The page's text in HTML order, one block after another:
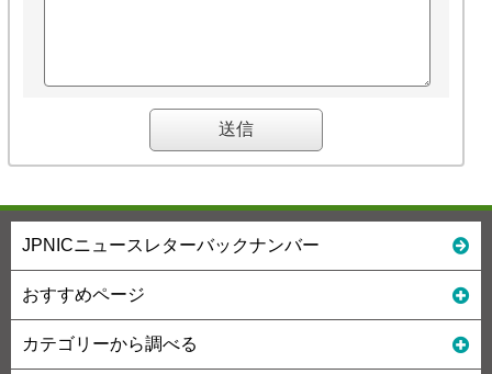
JPNICニュースレターバックナンバー
おすすめページ
カテゴリーから調べる